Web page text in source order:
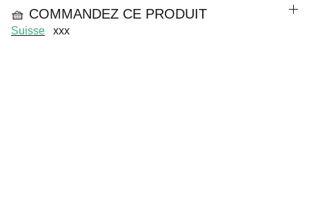
🧺 COMMANDEZ CE PRODUIT
Suisse xxx